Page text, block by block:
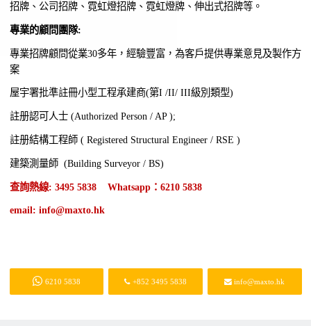
招牌、公司招牌、霓虹燈招牌、霓虹燈牌、伸出式招牌等。
專業的顧問團隊:
專業招牌顧問從業30多年，經驗豐富，為客戶提供專業意見及製作方
案
屋宇署批準註冊小型工程承建商(第I /II/ III級別類型)
註册認可人士 (Authorized Person / AP );
註册結構工程師 ( Registered Structural Engineer / RSE )
建築測量師 (Building Surveyor / BS)
查詢熱線: 3495 5838 Whatsapp：6210 5838
email: info@maxto.hk
6210 5838 +852 3495 5838 info@maxto.hk